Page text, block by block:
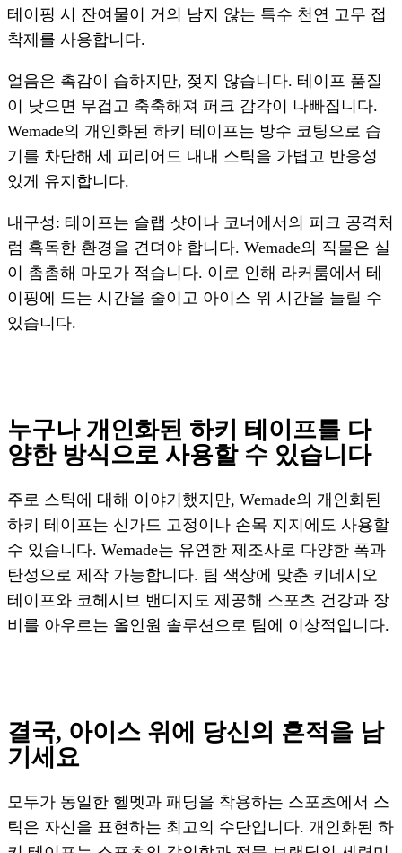
테이핑 시 잔여물이 거의 남지 않는 특수 천연 고무 접
착제를 사용합니다.
얼음은 촉감이 습하지만, 젖지 않습니다. 테이프 품질
이 낮으면 무겁고 축축해져 퍼크 감각이 나빠집니다.
Wemade의 개인화된 하키 테이프는 방수 코팅으로 습
기를 차단해 세 피리어드 내내 스틱을 가볍고 반응성
있게 유지합니다.
내구성: 테이프는 슬랩 샷이나 코너에서의 퍼크 공격처
럼 혹독한 환경을 견뎌야 합니다. Wemade의 직물은 실
이 촘촘해 마모가 적습니다. 이로 인해 라커룸에서 테
이핑에 드는 시간을 줄이고 아이스 위 시간을 늘릴 수
있습니다.
누구나 개인화된 하키 테이프를 다
양한 방식으로 사용할 수 있습니다
주로 스틱에 대해 이야기했지만, Wemade의 개인화된
하키 테이프는 신가드 고정이나 손목 지지에도 사용할
수 있습니다. Wemade는 유연한 제조사로 다양한 폭과
탄성으로 제작 가능합니다. 팀 색상에 맞춘 키네시오
테이프와 코헤시브 밴디지도 제공해 스포츠 건강과 장
비를 아우르는 올인원 솔루션으로 팀에 이상적입니다.
결국, 아이스 위에 당신의 흔적을 남
기세요
모두가 동일한 헬멧과 패딩을 착용하는 스포츠에서 스
틱은 자신을 표현하는 최고의 수단입니다. 개인화된 하